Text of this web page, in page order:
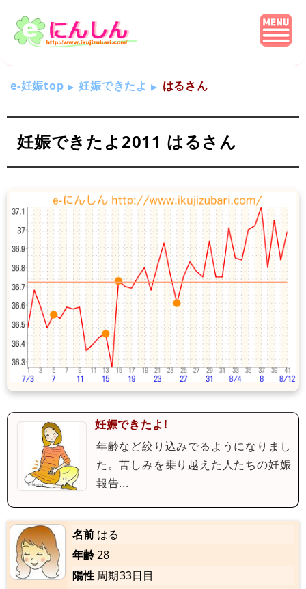
e-妊娠top 妊娠できたよ はるさん
妊娠できたよ2011 はるさん
妊娠できたよ!
年齢など絞り込みでるようになりまし
た。苦しみを乗り越えた人たちの妊娠
報告...
名前 はる
年齢28
陽性 周期33日目